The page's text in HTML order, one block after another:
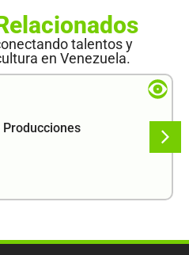
talentos y
en Venezuela.
Producciones